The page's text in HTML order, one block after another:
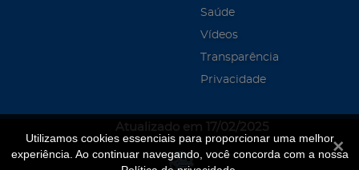
Utilizamos cookies essenciais para proporcionar uma melhor
experiência. Ao continuar navegando, você concorda com a nossa
Saúde
Vídeos
Transparência
Privacidade
Atualizado em 17/02/2025